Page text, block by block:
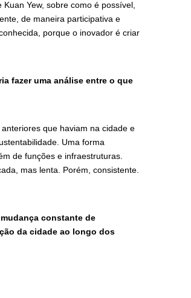
Yew, sobre como é possível,
de maneira participativa e
porque o inovador é criar
fazer uma análise entre o que
que haviam na cidade e
Uma forma
de funções e infraestruturas.
mas lenta. Porém, consistente.
constante de
da cidade ao longo dos